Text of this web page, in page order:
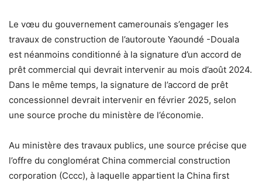
Le vœu du gouvernement camerounais s’engager les
travaux de construction de l’autoroute Yaoundé -Douala
est néanmoins conditionné à la signature d’un accord de
prêt commercial qui devrait intervenir au mois d’août 2024.
Dans le même temps, la signature de l’accord de prêt
concessionnel devrait intervenir en février 2025, selon
une source proche du ministère de l’économie.
Au ministère des travaux publics, une source précise que
l’offre du conglomérat China commercial construction
corporation (Cccc), à laquelle appartient la China first